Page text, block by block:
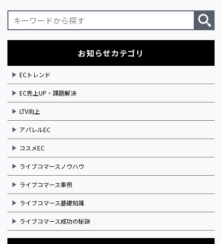
お知らせカテゴリ
ECトレンド
EC売上UP・課題解決
LTV向上
アパレルEC
コスメEC
ライブコマースノウハウ
ライブコマース事例
ライブコマース基礎知識
ライブコマース成功の秘訣